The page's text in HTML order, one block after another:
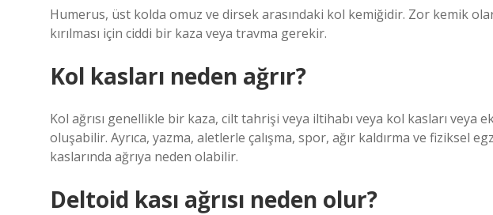
Humerus, üst kolda omuz ve dirsek arasındaki kol kemiğidir. Zor kemik
kırılması için ciddi bir kaza veya travma gerekir.
Kol kasları neden ağrır?
Kol ağrısı genellikle bir kaza, cilt tahrişi veya iltihabı veya kol kasları veya
oluşabilir. Ayrıca, yazma, aletlerle çalışma, spor, ağır kaldırma ve fiziksel
kaslarında ağrıya neden olabilir.
Deltoid kası ağrısı neden olur?